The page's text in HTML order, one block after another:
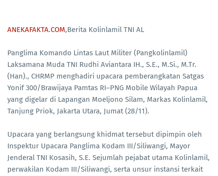
ANEKAFAKTA.COM,Berita Kolinlamil TNI AL
Panglima Komando Lintas Laut Militer (Pangkolinlamil)
Laksamana Muda TNI Rudhi Aviantara IH., S.E., M.Si., M.Tr.
(Han)., CHRMP menghadiri upacara pemberangkatan Satgas
Yonif 300/Brawijaya Pamtas RI–PNG Mobile Wilayah Papua
yang digelar di Lapangan Moeljono Silam, Markas Kolinlamil,
Tanjung Priok, Jakarta Utara, Jumat (28/11).
Upacara yang berlangsung khidmat tersebut dipimpin oleh
Inspektur Upacara Panglima Kodam III/Siliwangi, Mayor
Jenderal TNI Kosasih, S.E. Sejumlah pejabat utama Kolinlamil,
perwakilan Kodam III/Siliwangi, serta unsur instansi terkait